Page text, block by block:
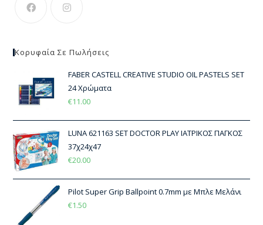
Κορυφαία Σε Πωλήσεις
FABER CASTELL CREATIVE STUDIO OIL PASTELS SET
24 Χρώματα
€11.00
LUNA 621163 SET DOCTOR PLAY ΙΑΤΡΙΚΟΣ ΠΑΓΚΟΣ
37χ24χ47
€20.00
Pilot Super Grip Ballpoint 0.7mm με Μπλε Μελάνι
€1.50